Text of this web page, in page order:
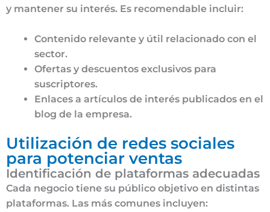
y mantener su interés. Es recomendable incluir:
Contenido relevante y útil relacionado con el
sector.
Ofertas y descuentos exclusivos para
suscriptores.
Enlaces a artículos de interés publicados en el
blog de la empresa.
Utilización de redes sociales
para potenciar ventas
Identificación de plataformas adecuadas
Cada negocio tiene su público objetivo en distintas
plataformas. Las más comunes incluyen: